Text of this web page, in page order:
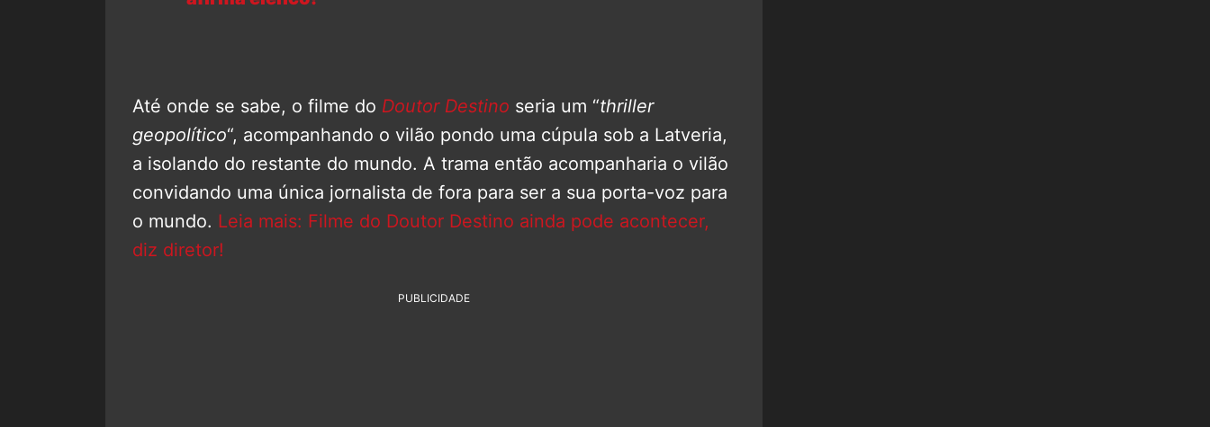
Até onde se sabe, o filme do Doutor Destino seria um “thriller
geopolítico“, acompanhando o vilão pondo uma cúpula sob a Latveria,
a isolando do restante do mundo. A trama então acompanharia o vilão
convidando uma única jornalista de fora para ser a sua porta-voz para
o mundo. Leia mais: Filme do Doutor Destino ainda pode acontecer,
diz diretor!
PUBLICIDADE